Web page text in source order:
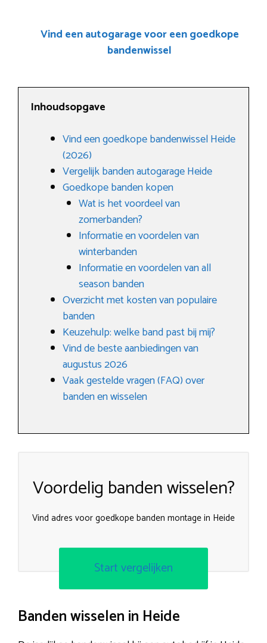
Vind een autogarage voor een goedkope
bandenwissel
Inhoudsopgave
Vind een goedkope bandenwissel Heide
(2026)
Vergelijk banden autogarage Heide
Goedkope banden kopen
Wat is het voordeel van
zomerbanden?
Informatie en voordelen van
winterbanden
Informatie en voordelen van all
season banden
Overzicht met kosten van populaire
banden
Keuzehulp: welke band past bij mij?
Vind de beste aanbiedingen van
augustus 2026
Vaak gestelde vragen (FAQ) over
banden en wisselen
Voordelig banden wisselen?
Vind adres voor goedkope banden montage in Heide
Start vergelijken
Banden wisselen in Heide